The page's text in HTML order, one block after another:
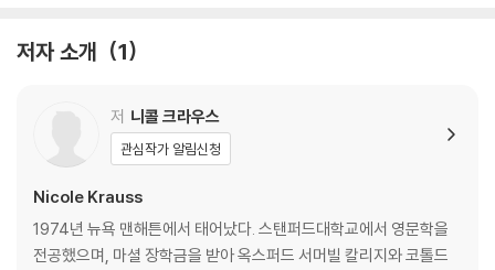
"One of America’s most important novelists" (New York Time
s), the award-winning, New York Times bestselling author of
takingly original novel about personal transformation that inte
rweaves the stories of two disparate individuals--an older la
wyer and a young novelist--whose transcendental search lea
저자 소개 1
저 니콜 크라우스
관심작가 알림신청
Nicole Krauss
1974년 뉴욕 맨해튼에서 태어났다. 스탠퍼드대학교에서 영문학을
전공했으며, 마셜 장학금을 받아 옥스퍼드 서머빌 칼리지와 코톨드